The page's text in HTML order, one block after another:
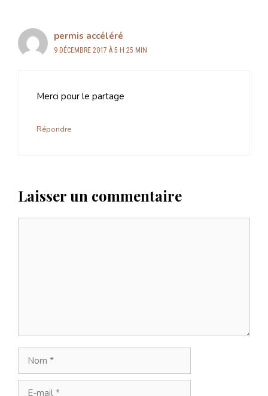
permis accéléré
9 DÉCEMBRE 2017 À 5 H 25 MIN
Merci pour le partage
Répondre
Laisser un commentaire
Nom